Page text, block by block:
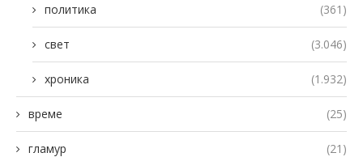
политика (361)
свет (3.046)
хроника (1.932)
време (25)
гламур (21)